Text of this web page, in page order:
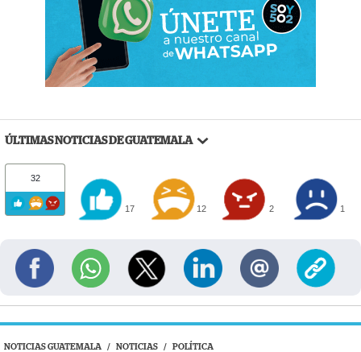
ÚLTIMAS NOTICIAS DE GUATEMALA
32
17 12 2 1
NOTICIAS GUATEMALA / NOTICIAS / POLÍTICA